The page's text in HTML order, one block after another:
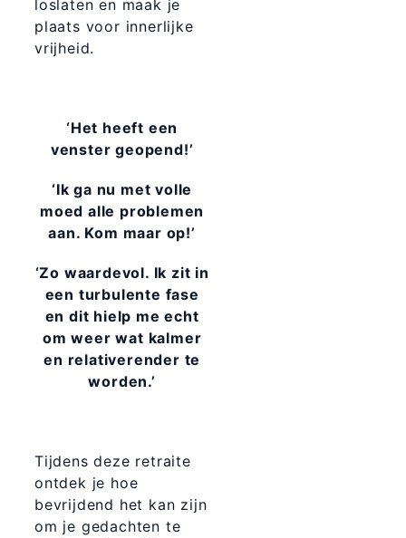
loslaten en maak je
plaats voor innerlijke
vrijheid.
‘Het heeft een
venster geopend!’
‘Ik ga nu met volle
moed alle problemen
aan. Kom maar op!’
‘Zo waardevol. Ik zit in
een turbulente fase
en dit hielp me echt
om weer wat kalmer
en relativerender te
worden.’
Tijdens deze retraite
ontdek je hoe
bevrijdend het kan zijn
om je gedachten te